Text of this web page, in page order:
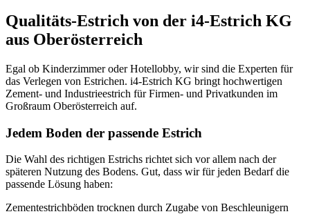
Qualitäts-Estrich von der i4-Estrich KG
aus Oberösterreich
Egal ob Kinderzimmer oder Hotellobby, wir sind die Experten für
das Verlegen von Estrichen. i4-Estrich KG bringt hochwertigen
Zement- und Industrieestrich für Firmen- und Privatkunden im
Großraum Oberösterreich auf.
Jedem Boden der passende Estrich
Die Wahl des richtigen Estrichs richtet sich vor allem nach der
späteren Nutzung des Bodens. Gut, dass wir für jeden Bedarf die
passende Lösung haben:
Zementestrichböden trocknen durch Zugabe von Beschleunigern